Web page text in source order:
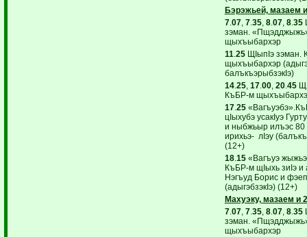
Бэрэжьей, мазаем
7. 07, 7. 35, 8. 07, 8. 35
зэман.
щыхъыбархэр
11 25ЩIыпIэ зэман.
щыхъыбархэр
балъкъэрыбзэкIэ)
14. 25, 17. 00, 20. 45
КъБР-м
17. 25
цIыхубэ усакIуэ
и ныбжьыр илъэс
ирихьэ- лIэу
(12+)
18. 15«Вагъуэ
КъБР-м щIыхь зиIэ и
Нэгъуд Борис и
(адыгэбзэкIэ) (12+)
Махуэку, мазаем и
7. 07, 7. 35, 8. 07, 8. 35
зэман.
щыхъыбархэр